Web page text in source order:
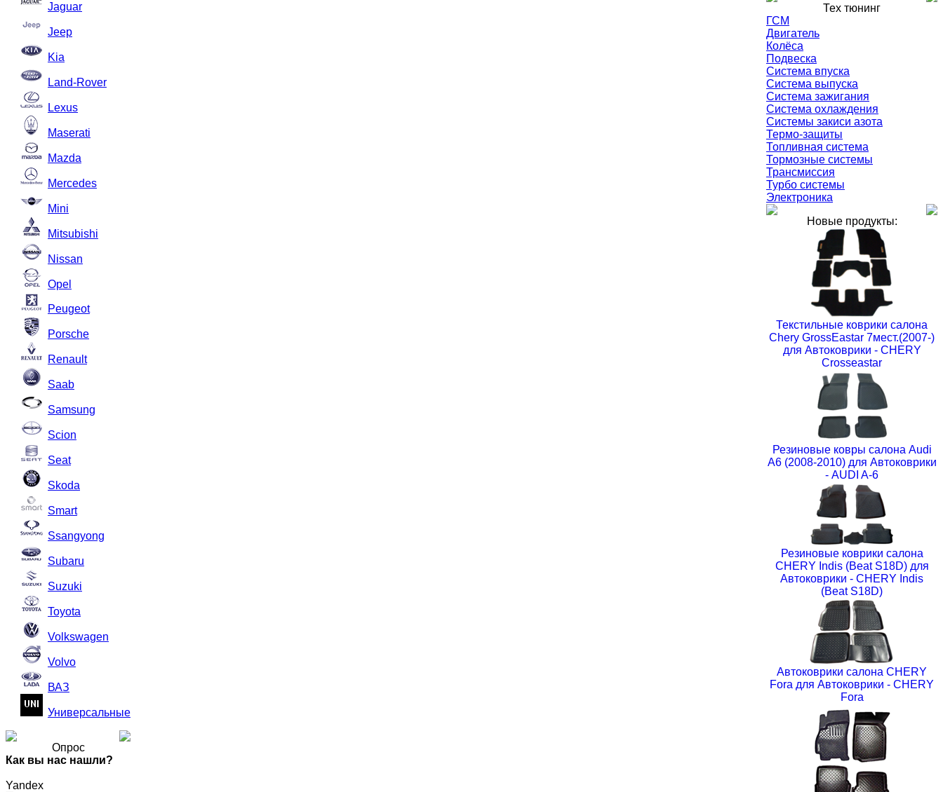
Jaguar
Jeep
Kia
Land-Rover
Lexus
Maserati
Mazda
Mercedes
Mini
Mitsubishi
Nissan
Opel
Peugeot
Porsche
Renault
Saab
Samsung
Scion
Seat
Skoda
Smart
Ssangyong
Subaru
Suzuki
Toyota
Volkswagen
Volvo
ВАЗ
Универсальные
Опрос
Как вы нас нашли?
Yandex
Тех тюнинг
ГСМ
Двигатель
Колёса
Подвеска
Система впуска
Система выпуска
Система зажигания
Система охлаждения
Системы закиси азота
Термо-защиты
Топливная система
Тормозные системы
Трансмиссия
Турбо системы
Электроника
Новые продукты:
Текстильные коврики салона
Chery GrossEastar 7мест.(2007-)
для Автоковрики - CHERY
Crosseastar
Резиновые ковры салона Audi
A6 (2008-2010) для Автоковрики
- AUDI A-6
Резиновые коврики салона
CHERY Indis (Beat S18D) для
Автоковрики - CHERY Indis
(Beat S18D)
Автоковрики салона CHERY
Fora для Автоковрики - CHERY
Fora